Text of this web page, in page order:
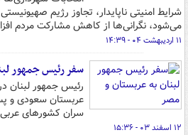
شرایط امنیتی ناپایدار، تجاوز رژیم
می‌شود، نگرانی‌ها از کاهش مشارکت مردم
۱۱ اردیبهشت ۰۴ - ۱۴:۳۹
سفر رئیس جمهور
رئیس جمهور لبنان
عربستان سعودی و
سران کشورهای
۱۲ اسفند ۰۳ - ۱۵:۳۶